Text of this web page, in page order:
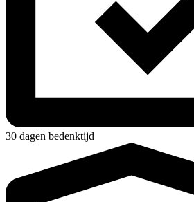
30 dagen bedenktijd